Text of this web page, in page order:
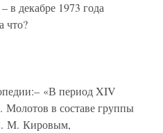
в декабре 1973 года
что?
«В период XIV
в составе группы
С. М. Кировым,